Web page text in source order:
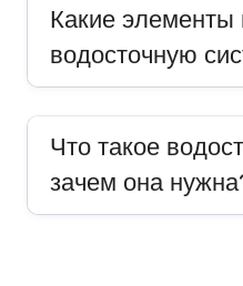
Какие элементы
водосточную
Что такое
зачем она